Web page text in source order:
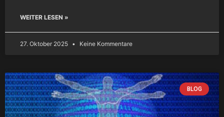
WEITER LESEN »
27. Oktober 2025 Keine Kommentare
BLOG